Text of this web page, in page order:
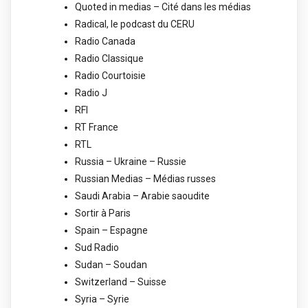
Quoted in medias – Cité dans les médias
Radical, le podcast du CERU
Radio Canada
Radio Classique
Radio Courtoisie
Radio J
RFI
RT France
RTL
Russia – Ukraine – Russie
Russian Medias – Médias russes
Saudi Arabia – Arabie saoudite
Sortir à Paris
Spain – Espagne
Sud Radio
Sudan – Soudan
Switzerland – Suisse
Syria – Syrie